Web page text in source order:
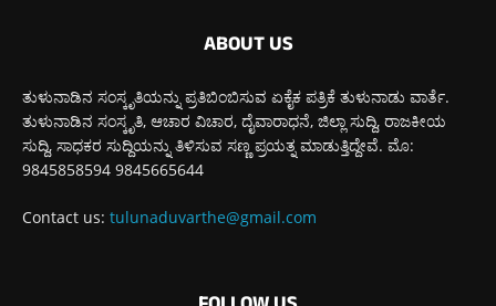
ABOUT US
ತುಳುನಾಡಿನ ಸಂಸ್ಕೃತಿಯನ್ನು ಪ್ರತಿಬಿಂಬಿಸುವ ಏಕೈಕ ಪತ್ರಿಕೆ ತುಳುನಾಡು ವಾರ್ತೆ.
ತುಳುನಾಡಿನ ಸಂಸ್ಕೃತಿ, ಆಚಾರ ವಿಚಾರ, ದೈವಾರಾಧನೆ, ಜಿಲ್ಲಾ ಸುದ್ದಿ, ರಾಜಕೀಯ
ಸುದ್ದಿ, ಸಾಧಕರ ಸುದ್ದಿಯನ್ನು ತಿಳಿಸುವ ಸಣ್ಣ ಪ್ರಯತ್ನ ಮಾಡುತ್ತಿದ್ದೇವೆ. ಮೊ:
9845858594 9845665644
Contact us: tulunaduvarthe@gmail.com